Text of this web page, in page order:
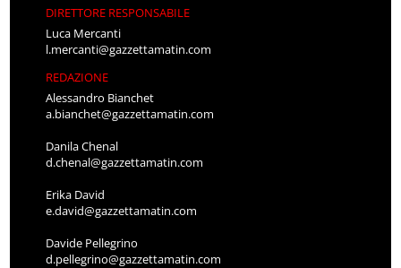
DIRETTORE RESPONSABILE
Luca Mercanti
l.mercanti@gazzettamatin.com
REDAZIONE
Alessandro Bianchet
a.bianchet@gazzettamatin.com
Danila Chenal
d.chenal@gazzettamatin.com
Erika David
e.david@gazzettamatin.com
Davide Pellegrino
d.pellegrino@gazzettamatin.com